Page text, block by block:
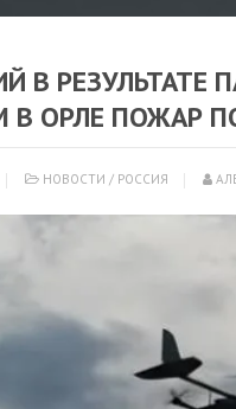
В РЕЗУЛЬТАТЕ
В ОРЛЕ ПОЖАР
НОВОСТИ / РОССИЯ